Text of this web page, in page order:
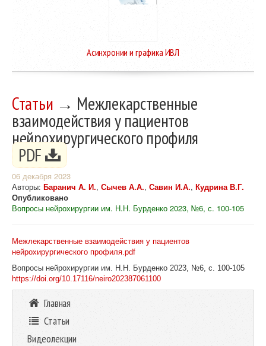
Асинхронии и графика ИВЛ
Статьи → Межлекарственные
взаимодействия у пациентов
нейрохирургического профиля
PDF
06 декабря 2023
Авторы: Баранич А. И., Сычев А.А., Савин И.А., Кудрина В.Г.
Опубликовано
Вопросы нейрохирургии им. Н.Н. Бурденко 2023, №6, с. 100-105
Межлекарственные взаимодействия у пациентов
нейрохирургического профиля.pdf
Вопросы нейрохирургии им. Н.Н. Бурденко 2023, №6, с. 100-105
https://doi.org/10.17116/neiro202387061100
Главная
Статьи
Видеолекции